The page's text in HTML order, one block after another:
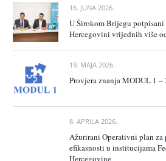
16. JUNA 2026.
U Širokom Brijegu
Hercegovini vrijednih više
19. MAJA 2026.
Provjera znanja MODUL 1
8. APRILA 2026.
Ažurirani Operativni plan za
efikasnosti u institucijama
Hercegovine